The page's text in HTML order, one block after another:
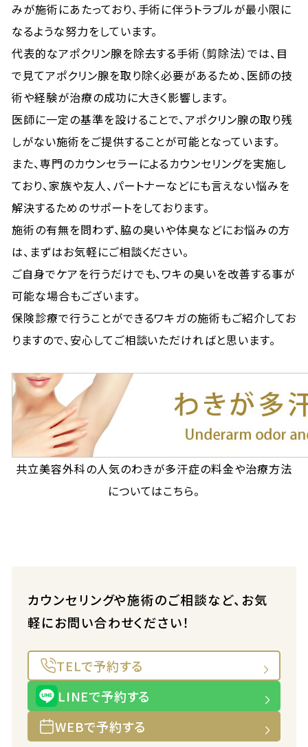
みが施術にあたっており、手術に伴うトラブルが最小限に
なるような努力をしています。
代表的なアポクリン腺を除去する手術（剪除法）では、目
で見てアポクリン腺を取り除く必要があるため、医師の技
術や経験が治療の成功に大きく影響します。
医師に一定の基準を設けることで、アポクリン腺の取り残
しがない施術をご提供することが可能となっています。
また、専門のカウンセラーによるカウンセリングを実施し
ており、家族や友人、パートナーなどにも言えない悩みを
解決するためのサポートをしております。
施術の有無を問わず、脇の臭いや体臭などにお悩みの方
は、まずはお気軽にご相談ください。
ご自身でケアを行うだけでも、ワキの臭いを改善する事が
可能な場合もございます。
保険診療で行うことができるワキガの施術もご紹介してお
りますので、安心してご相談いただければと思います。
共立美容外科の人気のわきが多汗症の料金や治療方法
についてはこちら。
カウンセリングや施術のご相談など、お気
軽にお問い合わせください！
TELで予約する
LINEで予約する
WEBで予約する